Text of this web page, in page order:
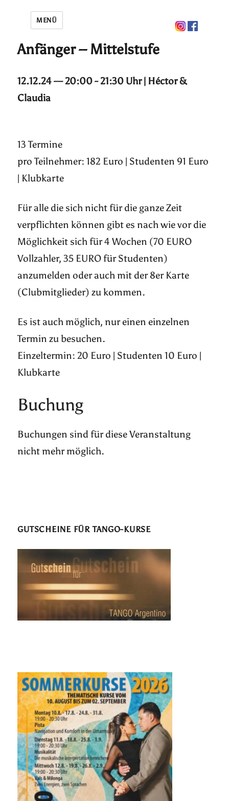
MENÜ
Anfänger – Mittelstufe
12.12.24 — 20:00 - 21:30 Uhr | Héctor &
Claudia
13 Termine
pro Teilnehmer: 182 Euro | Studenten 91 Euro
| Klubkarte
Für alle die sich nicht für die ganze Zeit
verpflichten können gibt es nach wie vor die
Möglichkeit sich für 4 Wochen (70 EURO
Vollzahler, 35 EURO für Studenten)
anzumelden oder auch mit der 8er Karte
(Clubmitglieder) zu kommen.
Es ist auch möglich, nur einen einzelnen
Termin zu besuchen.
Einzeltermin: 20 Euro | Studenten 10 Euro |
Klubkarte
Buchung
Buchungen sind für diese Veranstaltung
nicht mehr möglich.
GUTSCHEINE FÜR TANGO-KURSE